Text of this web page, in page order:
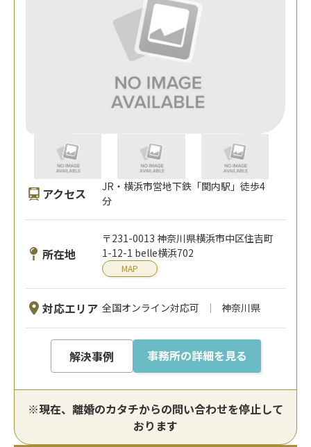
アクセス
JR・横浜市営地下鉄「関内駅」徒歩4
分
所在地
〒231-0013 神奈川県横浜市中区住吉町
1-12-1 belle横浜702
MAP
対応エリア 全国オンライン対応可 神奈川県
解決事例 事務所の詳細を見る
※現在、離婚のカタチからの問い合わせを停止して
おります